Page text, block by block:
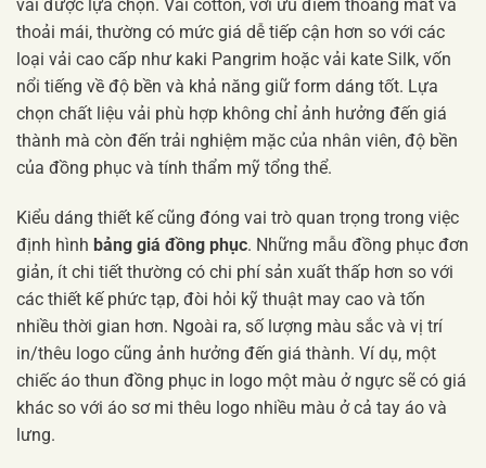
vải được lựa chọn. Vải cotton, với ưu điểm thoáng mát và
thoải mái, thường có mức giá dễ tiếp cận hơn so với các
loại vải cao cấp như kaki Pangrim hoặc vải kate Silk, vốn
nổi tiếng về độ bền và khả năng giữ form dáng tốt. Lựa
chọn chất liệu vải phù hợp không chỉ ảnh hưởng đến giá
thành mà còn đến trải nghiệm mặc của nhân viên, độ bền
của đồng phục và tính thẩm mỹ tổng thể.
Kiểu dáng thiết kế cũng đóng vai trò quan trọng trong việc
định hình bảng giá đồng phục. Những mẫu đồng phục đơn
giản, ít chi tiết thường có chi phí sản xuất thấp hơn so với
các thiết kế phức tạp, đòi hỏi kỹ thuật may cao và tốn
nhiều thời gian hơn. Ngoài ra, số lượng màu sắc và vị trí
in/thêu logo cũng ảnh hưởng đến giá thành. Ví dụ, một
chiếc áo thun đồng phục in logo một màu ở ngực sẽ có giá
khác so với áo sơ mi thêu logo nhiều màu ở cả tay áo và
lưng.